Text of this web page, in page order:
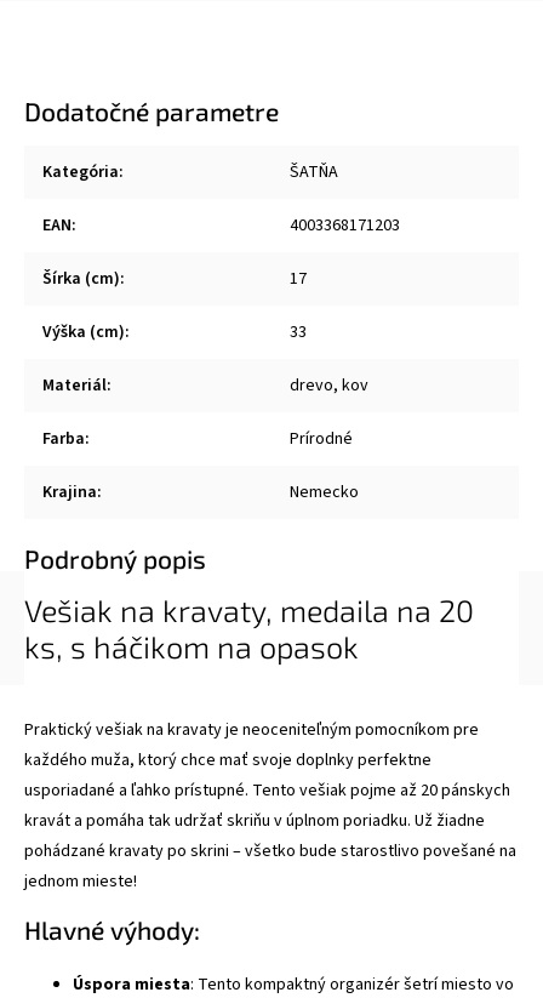
Dodatočné parametre
Kategória: ŠATŇA
EAN: 4003368171203
Šírka (cm): 17
Výška (cm): 33
Materiál: drevo, kov
Farba: Prírodné
Krajina: Nemecko
Podrobný popis
Vešiak na kravaty, medaila na 20
ks, s háčikom na opasok
Praktický vešiak na kravaty je neoceniteľným pomocníkom pre
každého muža, ktorý chce mať svoje doplnky perfektne
usporiadané a ľahko prístupné. Tento vešiak pojme až 20 pánskych
kravát a pomáha tak udržať skriňu v úplnom poriadku. Už žiadne
pohádzané kravaty po skrini – všetko bude starostlivo povešané na
jednom mieste!
Hlavné výhody:
Úspora miesta: Tento kompaktný organizér šetrí miesto vo